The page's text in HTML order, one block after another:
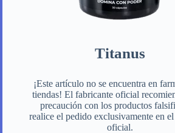
Titanus
¡Este artículo no se encuentra en
tiendas! El fabricante oficial
precaución con los productos
realice el pedido exclusivamente en
oficial.